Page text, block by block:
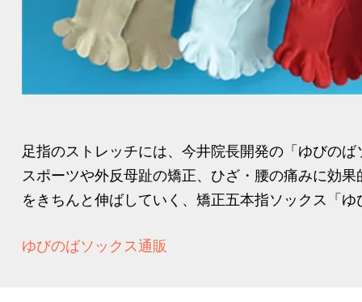
足指のストレッチには、今井院長開発の「ゆびの
スポーツや外反母趾の矯正、ひざ・腰の痛みに効
をきちんと伸ばしていく、矯正五本指ソックス「
ゆびのばソックス通販